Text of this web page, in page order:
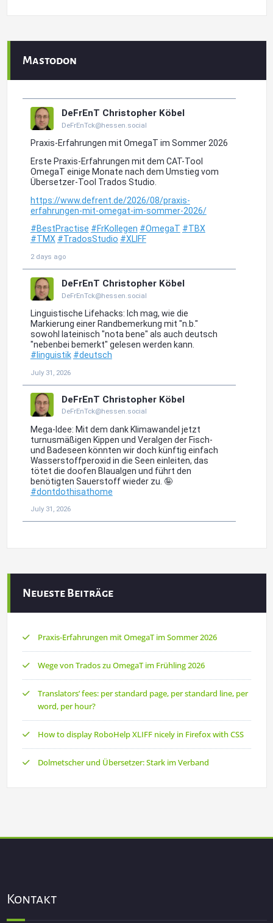
Mastodon
Neueste Beiträge
Praxis-Erfahrungen mit OmegaT im Sommer 2026
Wege von Trados zu OmegaT im Frühling 2026
Translators’ fees: per standard page, per standard line, per
word, per hour?
How to display RoboHelp XLIFF nicely in Firefox with CSS
Dolmetscher und Übersetzer: Stark im Verband
Kontakt